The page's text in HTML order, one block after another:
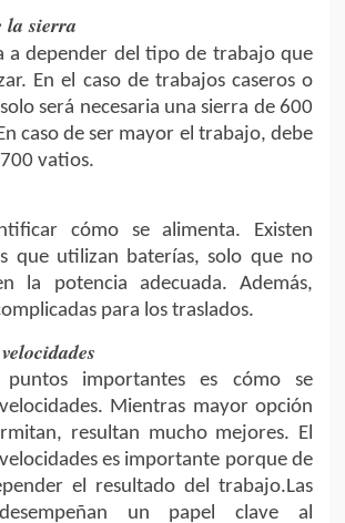
la sierra
a depender del tipo de trabajo que
En el caso de trabajos caseros o
será necesaria una sierra de 600
caso de ser mayor el trabajo, debe
vatios.
cómo se alimenta. Existen
que utilizan baterías, solo que no
la potencia adecuada. Además,
para los traslados.
importantes es cómo se
Mientras mayor opción
resultan mucho mejores. El
es importante porque de
el resultado del trabajo.Las
un papel clave al